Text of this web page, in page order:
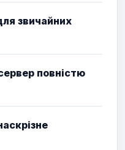
звичайних
повністю